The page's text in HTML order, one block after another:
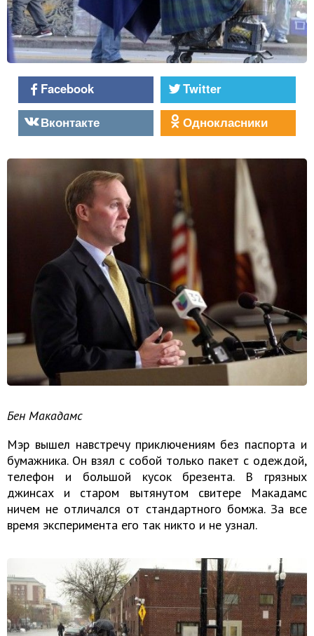
Facebook
Twitter
Вконтакте
Однокласники
Бен Макадамс
Мэр вышел навстречу приключениям без паспорта и
бумажника. Он взял с собой только пакет с одеждой,
телефон и большой кусок брезента. В грязных
джинсах и старом вытянутом свитере Макадамс
ничем не отличался от стандартного бомжа. За все
время эксперимента его так никто и не узнал.